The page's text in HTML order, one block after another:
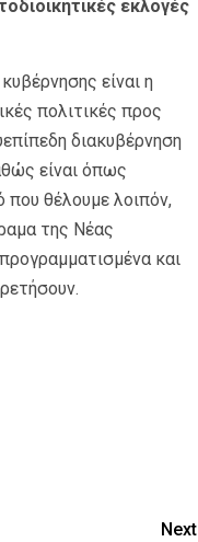
εκλογές
είναι η
πολιτικές προς
διακυβέρνηση
είναι όπως
που θέλουμε λοιπόν,
της Νέας
και
Next